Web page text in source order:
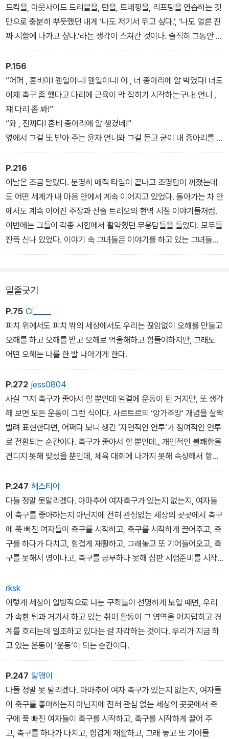
게 따돌리고 골대 앞까지 간 후 직접 슈팅을 날렸다.
완벽한 슛이었다. 그것도 로빙슛(lobbing shoot), 완벽한 로빙슛이
었다.
드킥을, 아웃사이드 드리블을, 턴을, 트래핑을, 리프팅을 연습하는 것
만으로 충분히 뿌듯했던 내게 ‘나도 저기서 뛰고 싶다.’, ‘나도 얼른 진
짜 시합에 나가고 싶다.’라는 생각이 스쳐간 것이다. 솔직히 그동안 연
습 경기든 공식 경기든 축구 시작한 지 반년도 안 된 나에게는 우리 팀
일이면서도 남의 일이었다. 하지만 처음으로 내가 저 자리에 있는 모
습을 상상해 보게 된 것이다.
P.156
“어머 , 혼비야! 웬일이니! 웬일이니! 야 , 너 종아리에 알 박였다! 너도
이제 축구 좀 했다고 다리에 근육이 막 잡히기 시작하는구나! 언니 ,
쟤 다리 좀 봐!”
“와 , 진짜다! 혼비 종아리에 알 생겼네!”
옆에서 그걸 또 받아 주는 윤자 언니와 그걸 듣고 굳이 내 종아리를 보
러 오겠다는 팀원들 때문에 줄이 잠시 흐트러졌다. 그걸 통제해야 할
주장도 “어디, 어디” 하면서 같이 뛰어왔다.
아니, 이게 대체 뭐라고……. 누구보다 놀라서 봐야 할 사람은 나라고!
P.216
이날은 조금 달랐다. 분명히 매직 타임이 끝나고 조명탑이 꺼졌는데
도 어떤 세계가 내 마음 안에서 계속 이어지고 있었다. 돌아가는 차 안
에서도 계속 이어진 주장과 선출 트리오의 현역 시절 이야기들처럼.
이번에는 그들이 각종 시합에서 활약했던 무용담들을 들었다. 모두들
잔뜩 신나 있었다. 이야기 속 그녀들은 이야기를 하고 있는 그녀들만
큼이나 반짝반짝 빛났다. 이야기는 그칠 줄 몰랐고, 올 때와 달리 돌아
경기의 여운에 취해서 자랑스레 앞다투어 풀어내는 이야기들이 끝나
기 전에 차 안에서 보내는 오늘 밤이 뚝 끊기지 않기를 11시 59분의
신데렐라 같은 기분으로 간절히 바랐다.
밑줄긋기
P.75 Ci_____
피치 위에서도 피치 밖의 세상에서도 우리는 끊임없이 오해를 만들고
오해를 하고 오해를 받고 오해로 억울해하고 힘들어하지만, 그래도
어떤 오해는 나를 한 발 나아가게 한다.
P.272 jess0804
사실 그저 축구가 좋아서 할 뿐인데 얼결에 운동이 된 거지만, 또 생각
해 보면 모든 운동이 그런 식이다. 사르트르의 ‘앙가주망‘ 개념을 살짝
빌려 표현한다면, 어쩌다 보니 생긴 ‘자연적인 연루‘가 참여적인 연루
로 전환되는 순간이다. 축구가 좋아서 할 뿐인데., 개인적인 불쾌함을
견디지 못해 맞섰을 뿐인데, 체육 대회에 나가지 못해 속상해서 항의
했을 뿐인데, 그냥 보이는 대로 엄마를 그려 갔을 뿐인데, 그러니까 우
리는 우리의 삶을 살고 우리가 좋아하는 것을 하고 싶을 뿐인데, 사회
가 욕망을 억눌러서 생겨나는 이런 작은 ‘뿐‘들이 모여 운동이 되고 파
도처럼 밀려가며 선을 조금씩 지워 갈 것이다.
P.247 헤스티아
다들 정말 못말리겠다. 아마추어 여자축구가 있는지 없는지, 여자들
이 축구를 좋아하는지 아닌지에 전혀 관심없는 세상의 곳곳에서 축구
에 푹 빠진 여자들이 축구를 시작하고, 축구를 시작하게 끌어주고, 축
구를 하다가 다치고, 힘겹게 재활하고, 그래놓고 또 기어들어오고, 축
구를 못해서 병이나고, 축구를 공부하다 못해 심판 시험준비를 시작
하고, 축구를 좀 더 잘해보겠다고 누가 시키지도 않는데 매일매일 연
습한다
rksk
이렇게 세상이 일방적으로 나눈 구획들이 선명하게 보일 때면, 우리
가 속한 팀과 거기서 하고 있는 취미 활동이 그 영역을 어지럽히고 경
계를 흐리는데 일조하고 있다는 걸 자각하는 것이다. 우리가 지금 하
고 있는 운동이 ‘운동‘이 되는 순간이다.
P.247 알맹이
다들 정말 못 말리겠다. 아마추어 여자 축구가 있는지 없는지, 여자들
이 축구를 좋아하는지 아닌지에 전혀 관심 없는 세상의 곳곳에서 축
구에 푹 빠진 여자들이 축구를 시작하고, 축구를 시작하게 끌어 주
고, 축구를 하다가 다치고, 힘겹게 재활하고, 그래 놓고 또 기어들